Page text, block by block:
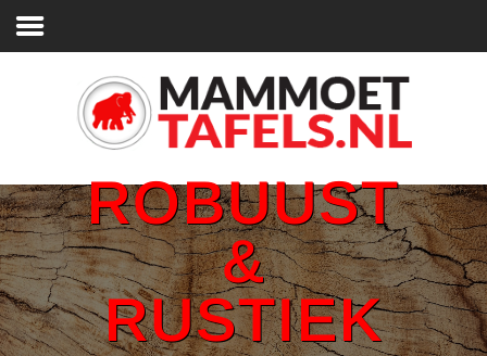
Home
Inspiratie Foto's
Oud Eiken planken
Oud Eiken Meubels
Informatie / Bestellen
Contact
ZOEKOP DE
WEBSITE
ROBUUST
&
RUSTIEK